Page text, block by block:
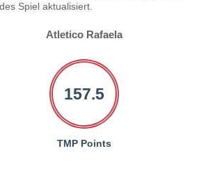
Spiel aktualisiert.
Atletico Rafaela
157.5
TMP Points